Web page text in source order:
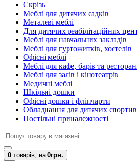
Скрізь
Меблі для дитячих садків
Металеві меблі
Для дитячих реабілітаційних
Меблі для навчальних закладів
Меблі для гуртожитків, хостелів
Офісні меблі
Меблі для кафе, барів та
Меблі для залів і кінотеатрів
Медичні меблі
Шкільні дошки
Офісні дошки і фліпчарти
Обладнання для дитячих
Постільні приналежності
0 товарів, на 0грн.